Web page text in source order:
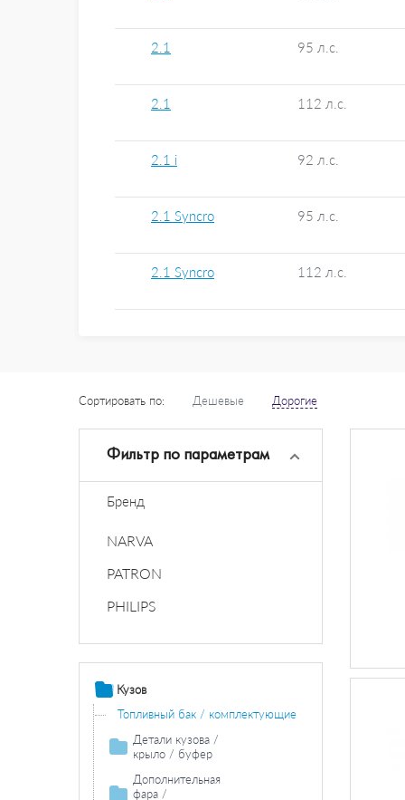
2.1 95 л.с.
2.1 112 л.с.
2.1 i 92 л.с.
2.1 Syncro 95 л.с.
2.1 Syncro 112 л.с.
Сортировать по: Дешевые Дорогие
Фильтр по параметрам
Бренд
NARVA
PATRON
PHILIPS
Кузов
Топливный бак / комплектующие
Детали кузова /
крыло / буфер
Колесная ниша
Дополнительная
фара /